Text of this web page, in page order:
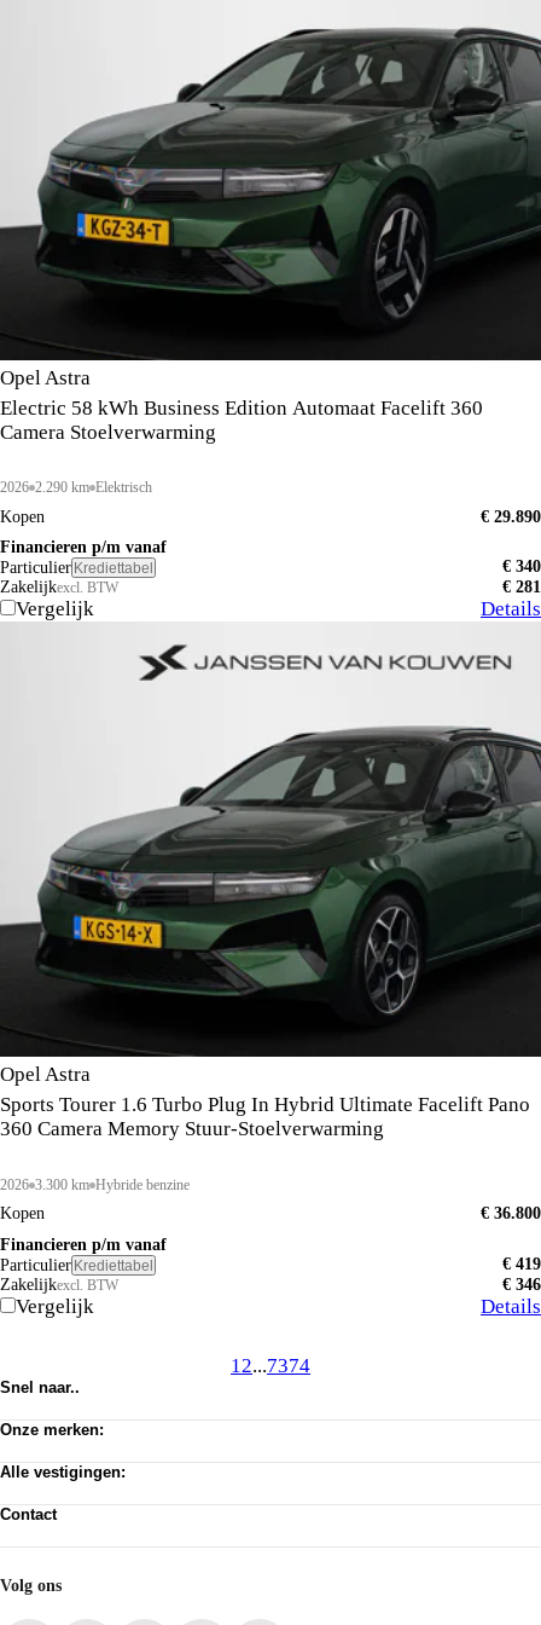
Opel Astra
Electric 58 kWh Business Edition Automaat Facelift 360
Camera Stoelverwarming
2026 2.290 km Elektrisch
Kopen
€ 29.890
Financieren p/m vanaf
Particulier Krediettabel
€ 340
Zakelijkexcl. BTW € 281
Vergelijk Details
Opel Astra
Sports Tourer 1.6 Turbo Plug In Hybrid Ultimate Facelift Pano
360 Camera Memory Stuur-Stoelverwarming
2026 3.300 km Hybride benzine
Kopen
€ 36.800
Financieren p/m vanaf
Particulier Krediettabel
€ 419
Zakelijkexcl. BTW € 346
Vergelijk Details
1 2...7374
Snel naar..
Werkplaats afspraak
Privacy verklaring
Cookie toestemming wijzigen
Onze merken:
Alfa Romeo
Dongfeng
Jeep
Lancia
Alle vestigingen:
Almere Occasion
Mijdrecht
Huizen
Contact
Acties
Volg ons